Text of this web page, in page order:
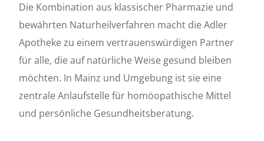
Die Kombination aus klassischer Pharmazie und
bewährten Naturheilverfahren macht die Adler
Apotheke zu einem vertrauenswürdigen Partner
für alle, die auf natürliche Weise gesund bleiben
möchten. In Mainz und Umgebung ist sie eine
zentrale Anlaufstelle für homöopathische Mittel
und persönliche Gesundheitsberatung.